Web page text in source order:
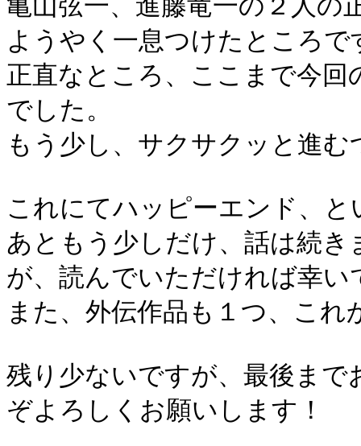
亀山弦一、進藤竜一の２人の
ようやく一息つけたところで
正直なところ、ここまで今
でした。
もう少し、サクサクッと進
これにてハッピーエンド、
あともう少しだけ、話は続
が、読んでいただければ幸い
また、外伝作品も１つ、こ
残り少ないですが、最後ま
ぞよろしくお願いします！